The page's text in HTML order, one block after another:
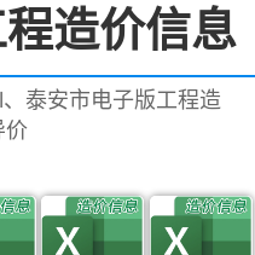
造价信息
泰安市电子版工程造
价